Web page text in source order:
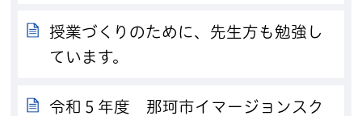
授業づくりのために、先生方も勉強し
ています。
令和５年度 那珂市イマージョンスク